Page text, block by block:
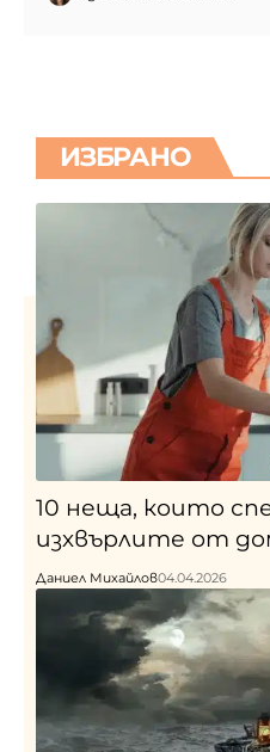
ИЗБРАНО
10 неща, които
изхвърлите от
Даниел Михайлов04.04.2026